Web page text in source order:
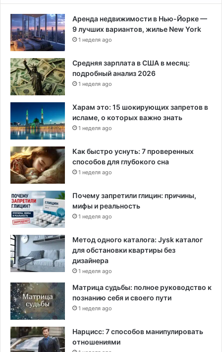
Аренда недвижимости в Нью-Йорке —
9 лучших вариантов, жилье New York
1 неделя ago
Средняя зарплата в США в месяц:
подробный анализ 2026
1 неделя ago
Харам это: 15 шокирующих запретов в
исламе, о которых важно знать
1 неделя ago
Как быстро уснуть: 7 проверенных
способов для глубокого сна
1 неделя ago
Почему запретили глицин: причины,
мифы и реальность
1 неделя ago
Метод одного каталога: Jysk каталог
для обстановки квартиры без
дизайнера
1 неделя ago
Матрица судьбы: полное руководство к
познанию себя и своего пути
1 неделя ago
Нарцисс: 7 способов манипулировать
отношениями